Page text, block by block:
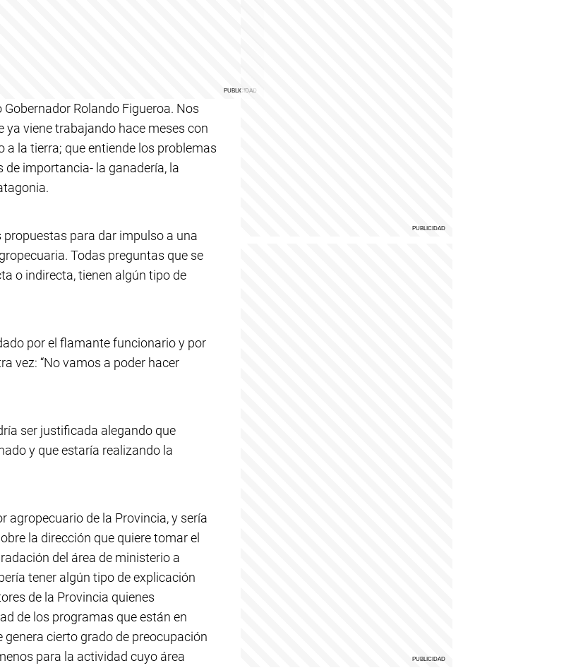
Rolando Figueroa. Nos
ya viene trabajando hace meses con
la tierra; que entiende los problemas
importancia- la ganadería, la
para dar impulso a una
Todas preguntas que se
o indirecta, tienen algún tipo de
por el flamante funcionario y por
vez: “No vamos a poder hacer
ser justificada alegando que
y que estaría realizando la
agropecuario de la Provincia, y sería
la dirección que quiere tomar el
del área de ministerio a
tener algún tipo de explicación
de la Provincia quienes
de los programas que están en
cierto grado de preocupación
para la actividad cuyo área